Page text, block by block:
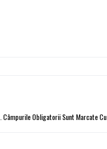
Câmpurile Obligatorii Sunt Marcate Cu